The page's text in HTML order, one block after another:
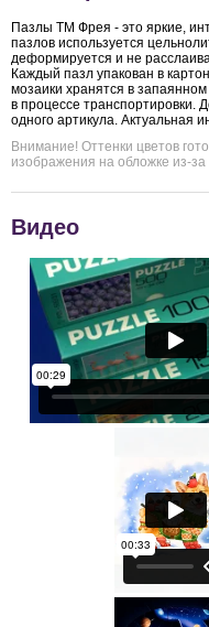
Пазлы ТМ Фрея - это яркие,
пазлов используется
деформируется и не
Каждый пазл упакован в
мозаики хранятся в
в процессе транспортировки.
одного артикула. Актуальная
Внимание! Оттенки цветов
изображения на обложке из-
Видео